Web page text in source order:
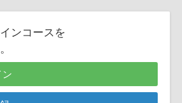
ンコースを
ン